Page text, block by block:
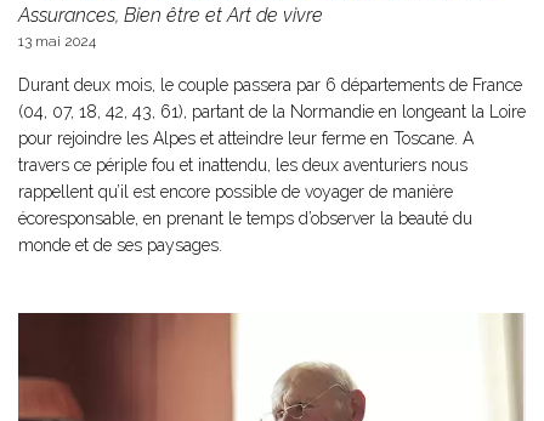
Assurances, Bien être et Art de vivre
13 mai 2024
Durant deux mois, le couple passera par 6 départements de France
(04, 07, 18, 42, 43, 61), partant de la Normandie en longeant la Loire
pour rejoindre les Alpes et atteindre leur ferme en Toscane. A
travers ce périple fou et inattendu, les deux aventuriers nous
rappellent qu’il est encore possible de voyager de manière
écoresponsable, en prenant le temps d’observer la beauté du
monde et de ses paysages.